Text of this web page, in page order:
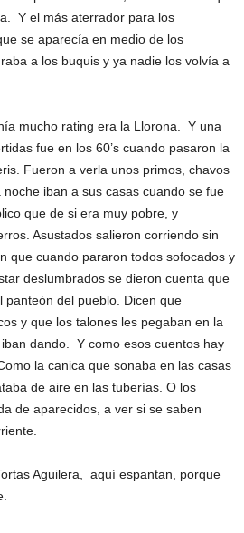
Y el más aterrador para los
se aparecía en medio de los
a los buquis y ya nadie los volvía a
mucho rating era la Llorona. Y una
fue en los 60’s cuando pasaron la
Fueron a verla unos primos, chavos
iban a sus casas cuando se fue
que de si era muy pobre, y
Asustados salieron corriendo sin
que cuando pararon todos sofocados y
deslumbrados se dieron cuenta que
panteón del pueblo. Dicen que
y que los talones les pegaban en la
dando. Y como esos cuentos hay
la canica que sonaba en las casas
de aire en las tuberías. O los
de aparecidos, a ver si se saben
Aguilera, aquí espantan, porque